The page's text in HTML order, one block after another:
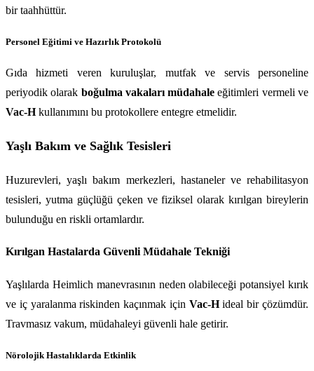
bir taahhüttür.
Personel Eğitimi ve Hazırlık Protokolü
Gıda hizmeti veren kuruluşlar, mutfak ve servis personeline
periyodik olarak boğulma vakaları müdahale
Vac-H kullanımını bu protokollere entegre etmelidir.
Yaşlı Bakım ve Sağlık Tesisleri
Huzurevleri, yaşlı bakım merkezleri, hastaneler ve rehabilitasyon
tesisleri, yutma güçlüğü çeken ve fiziksel olarak kırılgan bireylerin
bulunduğu en riskli ortamlardır.
Kırılgan Hastalarda Güvenli Müdahale Tekniği
Yaşlılarda Heimlich manevrasının neden olabileceği potansiyel kırık
ve iç yaralanma riskinden kaçınmak için Vac-H ideal bir çözümdür.
Travmasız vakum, müdahaleyi güvenli hale getirir.
Nörolojik Hastalıklarda Etkinlik